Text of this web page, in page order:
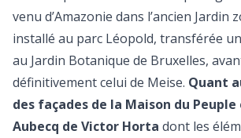
venu d’Amazonie dans l’ancien Jardin
installé au parc Léopold, transférée
au Jardin Botanique de Bruxelles,
définitivement celui de Meise. Quant
des façades de la Maison du Peuple
Aubecq de Victor Horta dont les